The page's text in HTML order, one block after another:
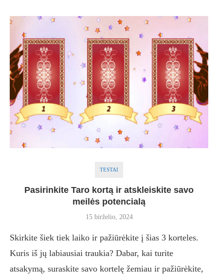
TESTAI
Pasirinkite Taro kortą ir atskleiskite savo
meilės potencialą
15 birželio, 2024
Skirkite šiek tiek laiko ir pažiūrėkite į šias 3 korteles.
Kuris iš jų labiausiai traukia? Dabar, kai turite
atsakymą, suraskite savo kortelę žemiau ir pažiūrėkite,